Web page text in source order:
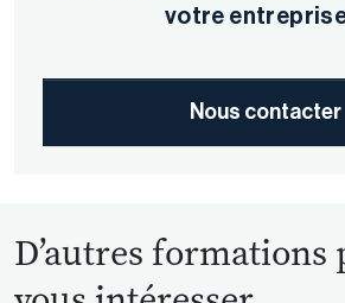
votre
Nous contacter
D’autres formations